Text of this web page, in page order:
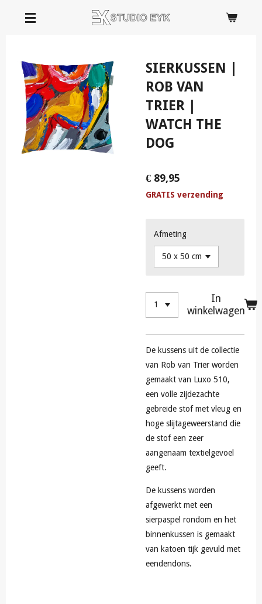
hoofdinhoud
SIERKUSSEN |
ROB VAN
TRIER |
WATCH THE
DOG
€ 89,95
GRATIS verzending
Afmeting
In
winkelwagen
De kussens uit de collectie
van Rob van Trier worden
gemaakt van Luxo 510,
een volle zijdezachte
gebreide stof met vleug en
hoge slijtageweerstand die
de stof een zeer
aangenaam textielgevoel
geeft.
De kussens worden
afgewerkt met een
sierpaspel rondom en het
binnenkussen is gemaakt
van katoen tijk gevuld met
eendendons.